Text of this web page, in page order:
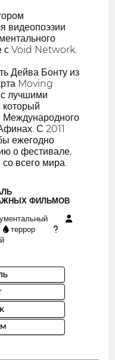
видеопоэзии
с Void Network.
Дейва Бонту из
Moving
лучшими
который
Международного
С 2011
ежегодно
о фестивале,
со всего мира.
ФИЛЬМОВ
террор